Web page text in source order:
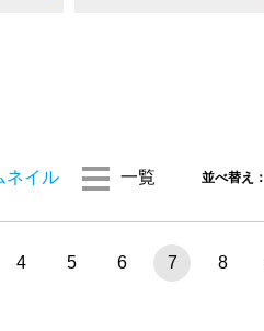
ネイル 一覧 並べ替え：
4 5 6 7 8